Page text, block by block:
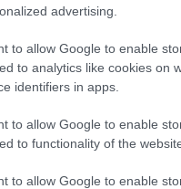
advertising.
to allow Google to enable
to analytics like cookies on
identifiers in apps.
to allow Google to enable
to functionality of the
to allow Google to enable